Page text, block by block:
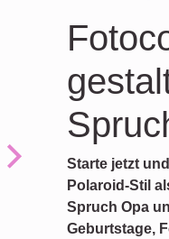
Next
Starte jetzt
Polaroid-Stil
Spruch Opa
Geburtstage,